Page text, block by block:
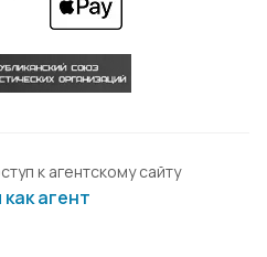
к агентскому сайту
агент